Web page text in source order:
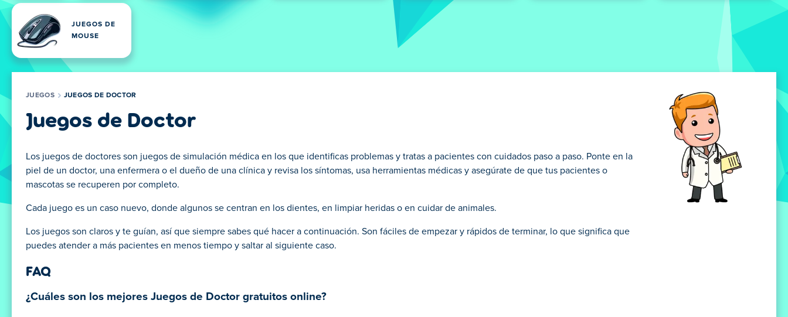
JUEGOS DE
MOUSE
JUEGOS JUEGOS DE DOCTOR
Juegos de Doctor
Los juegos de doctores son juegos de simulación médica en los que identificas problemas y tratas a pacientes con cuidados paso a paso. Ponte en la
piel de un doctor, una enfermera o el dueño de una clínica y revisa los síntomas, usa herramientas médicas y asegúrate de que tus pacientes o
mascotas se recuperen por completo.
Cada juego es un caso nuevo, donde algunos se centran en los dientes, en limpiar heridas o en cuidar de animales.
Los juegos son claros y te guían, así que siempre sabes qué hacer a continuación. Son fáciles de empezar y rápidos de terminar, lo que significa que
puedes atender a más pacientes en menos tiempo y saltar al siguiente caso.
FAQ
¿Cuáles son los mejores Juegos de Doctor gratuitos online?